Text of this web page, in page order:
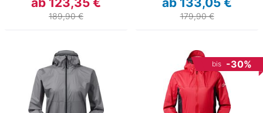
189,90 € 179,90 €
bis -30%